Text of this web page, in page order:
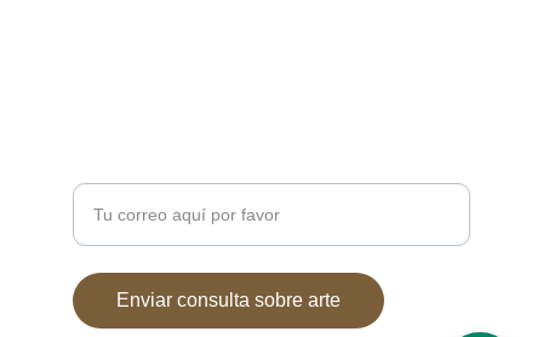
Enviar consulta sobre arte